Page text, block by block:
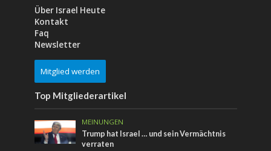
Über Israel Heute
Kontakt
Faq
Newsletter
Mitglied werden
Top Mitgliederartikel
MEINUNGEN
Trump hat Israel … und sein Vermächtnis
verraten